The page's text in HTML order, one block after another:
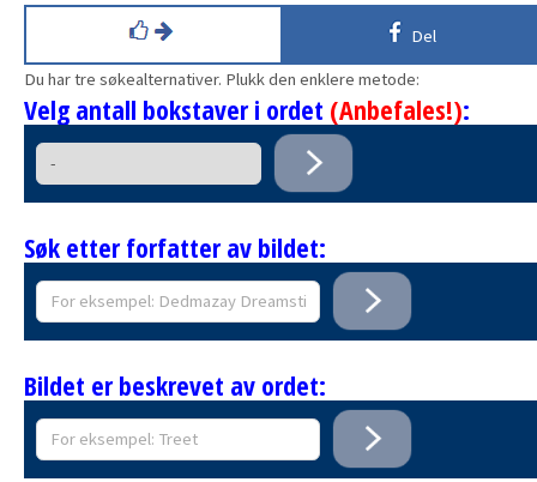
Del
Du har tre søkealternativer. Plukk den enklere metode:
Velg antall bokstaver i ordet (Anbefales!):
Søk etter forfatter av bildet:
Bildet er beskrevet av ordet: